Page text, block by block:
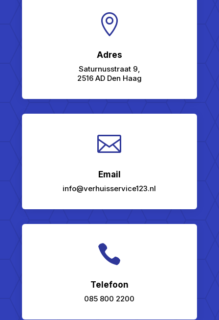

Adres
Saturnusstraat 9,
2516 AD Den Haag

Email
info@verhuisservice123.nl

Telefoon
085 800 2200